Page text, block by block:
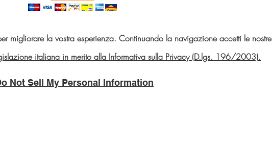
migliorare la vostra esperienza. Continuando la navigazione accetti le
italiana in merito alla Informativa sulla Privacy (D.lgs. 196/2003).
Not Sell My Personal Information